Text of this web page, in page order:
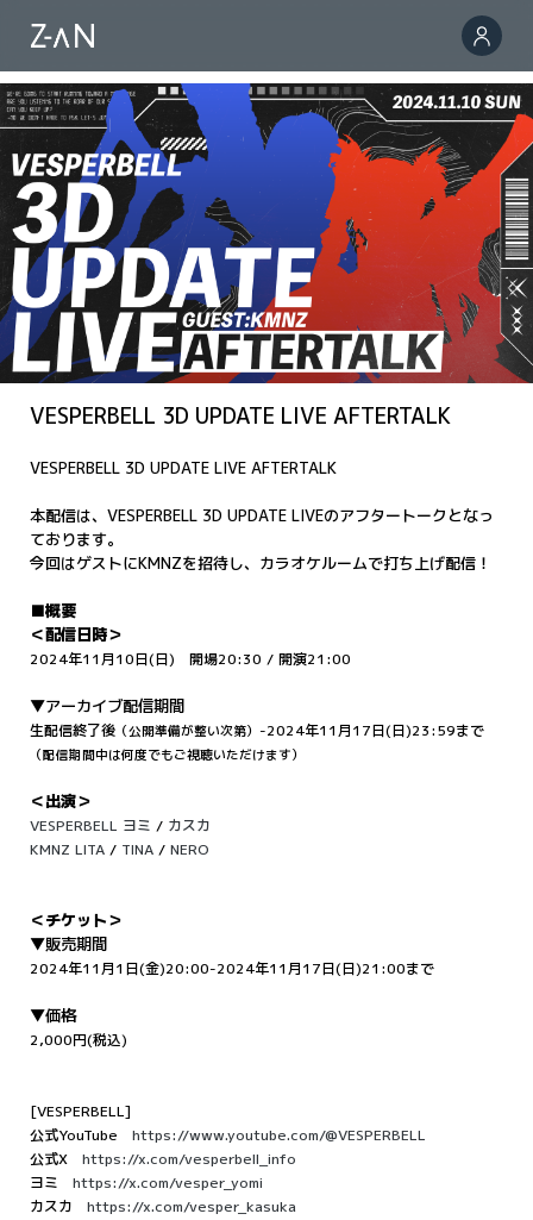
VESPERBELL 3D UPDATE LIVE AFTERTALK
VESPERBELL 3D UPDATE LIVE AFTERTALK
本配信は、VESPERBELL 3D UPDATE LIVEのアフタートークとなっ
ております。
今回はゲストにKMNZを招待し、カラオケルームで打ち上げ配信！
■概要
＜配信日時＞
2024年11月10日(日) 開場20:30 / 開演21:00
▼アーカイブ配信期間
生配信終了後 （公開準備が整い次第） -2024年11月17日(日)23:59まで
（配信期間中は何度でもご視聴いただけます）
＜出演＞
VESPERBELL ヨミ / カスカ
KMNZ LITA / TINA / NERO
＜チケット＞
▼販売期間
2024年11月1日(金)20:00-2024年11月17日(日)21:00まで
▼価格
2,000円(税込)
[VESPERBELL]
公式YouTube https://www.youtube.com/@VESPERBELL
公式X https://x.com/vesperbell_info
ヨミ https://x.com/vesper_yomi
カスカ https://x.com/vesper_kasuka